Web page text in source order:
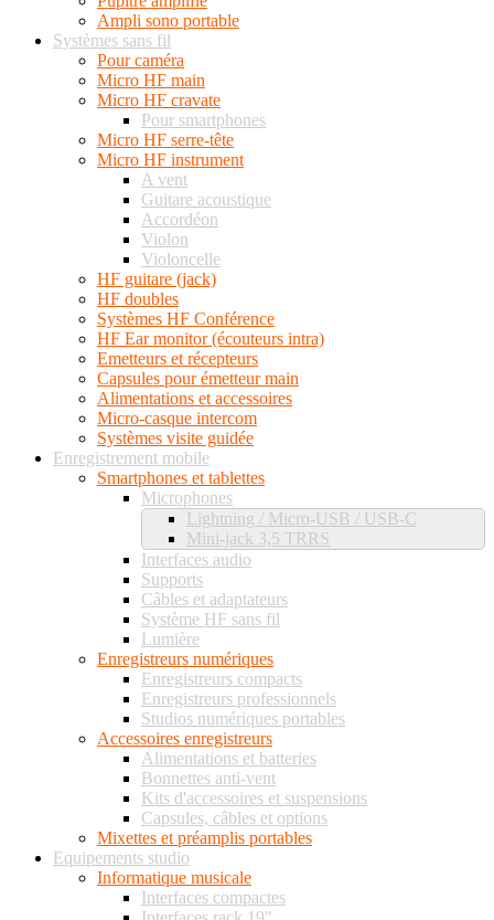
Ampli sono portable
Systèmes sans fil
Pour caméra
Micro HF main
Micro HF cravate
Pour smartphones
Micro HF serre-tête
Micro HF instrument
A vent
Guitare acoustique
Accordéon
Violon
Violoncelle
HF guitare (jack)
HF doubles
Systèmes HF Conférence
HF Ear monitor (écouteurs intra)
Emetteurs et récepteurs
Capsules pour émetteur main
Alimentations et accessoires
Micro-casque intercom
Systèmes visite guidée
Enregistrement mobile
Smartphones et tablettes
Microphones
Lightning / Micro-USB / USB-C
Mini-jack 3,5 TRRS
Interfaces audio
Supports
Câbles et adaptateurs
Système HF sans fil
Lumière
Enregistreurs numériques
Enregistreurs compacts
Enregistreurs professionnels
Studios numériques portables
Accessoires enregistreurs
Alimentations et batteries
Bonnettes anti-vent
Kits d'accessoires et suspensions
Capsules, câbles et options
Mixettes et préamplis portables
Equipements studio
Informatique musicale
Interfaces compactes